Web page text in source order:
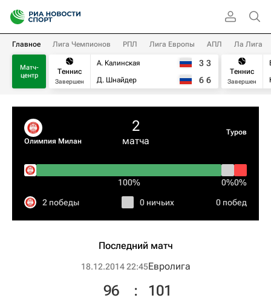
Главное Лига Чемпионов РПЛ Лига Европы АПЛ Ла Лига
Матч-
центр
Теннис
Завершен
А. Калинская
Д. Шнайдер
3 3
6 6
Теннис
Завершен
Олимпия Милан
2
матча
Туров
100% 0%0%
2 победы 0 ничьих 0 побед
Последний матч
18.12.2014 22:45Евролига
96 : 101